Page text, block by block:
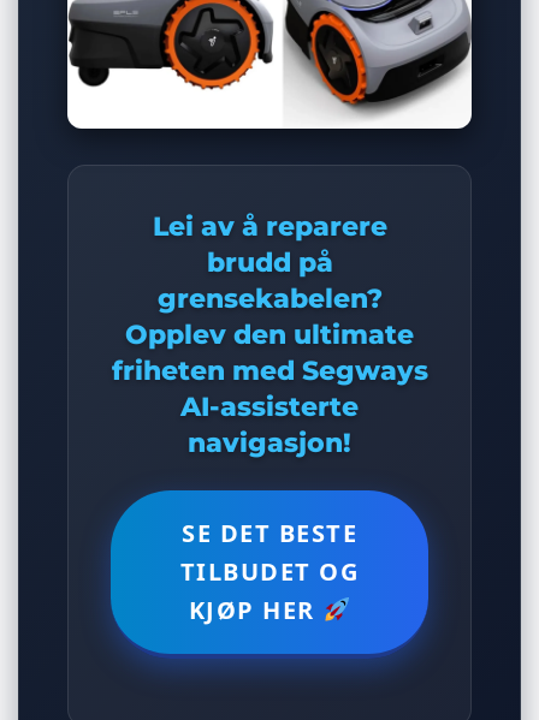
Lei av å reparere
brudd på
grensekabelen?
Opplev den ultimate
friheten med Segways
AI-assisterte
navigasjon!
SE DET BESTE
TILBUDET OG
KJØP HER